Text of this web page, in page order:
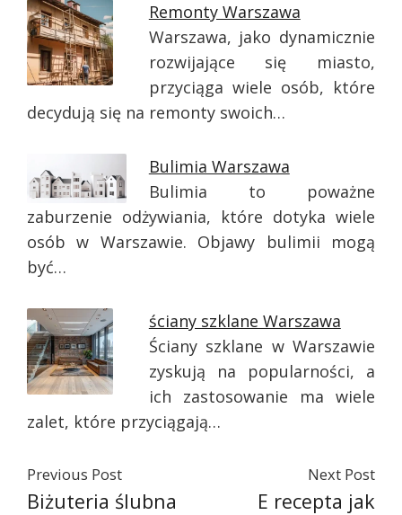
Remonty Warszawa
Warszawa, jako dynamicznie
rozwijające się miasto,
przyciąga wiele osób, które
decydują się na remonty swoich…
Bulimia Warszawa
Bulimia to poważne
zaburzenie odżywiania, które dotyka wiele
osób w Warszawie. Objawy bulimii mogą
być…
ściany szklane Warszawa
Ściany szklane w Warszawie
zyskują na popularności, a
ich zastosowanie ma wiele
zalet, które przyciągają…
Previous Post
Biżuteria ślubna
Next Post
E recepta jak